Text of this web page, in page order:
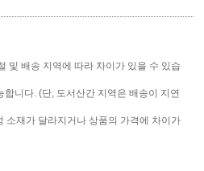
및 배송 지역에 따라 차이가 있을 수 있습
니다. (단, 도서산간 지역은 배송이 지연
소재가 달라지거나 상품의 가격에 차이가